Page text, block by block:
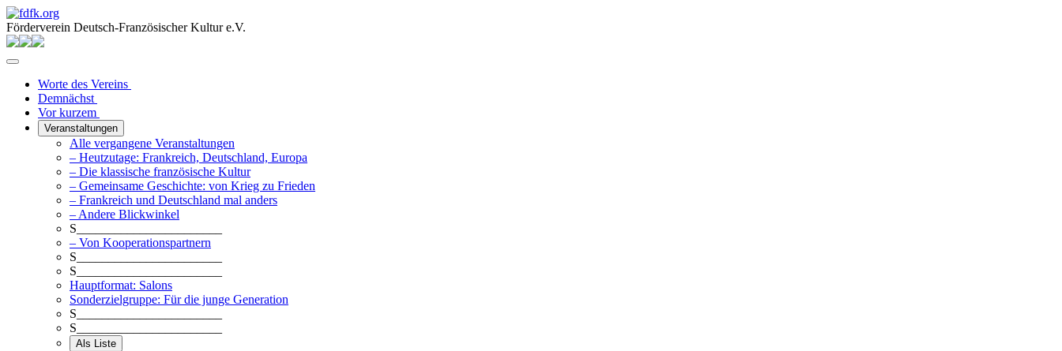
Förderverein Deutsch-Französischer Kultur e.V.
Worte des Vereins
Demnächst
Vor kurzem
Veranstaltungen
Alle vergangene Veranstaltungen
– Heutzutage: Frankreich, Deutschland, Europa
– Die klassische französische Kultur
– Gemeinsame Geschichte: von Krieg zu Frieden
– Frankreich und Deutschland mal anders
– Andere Blickwinkel
S_______________________
– Von Kooperationspartnern
S_______________________
S_______________________
Hauptformat: Salons
Sonderzielgruppe: Für die junge Generation
S_______________________
S_______________________
Als Liste